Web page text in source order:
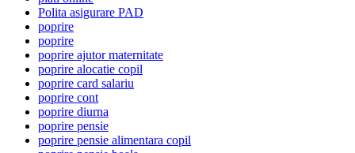
Polita asigurare PAD
poprire
poprire
poprire ajutor maternitate
poprire alocatie copil
poprire card salariu
poprire cont
poprire diurna
poprire pensie
poprire pensie alimentara copil